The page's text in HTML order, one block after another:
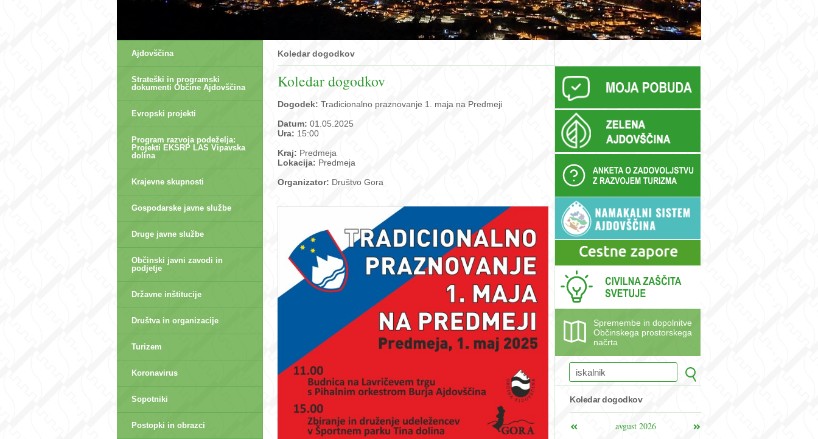
Ajdovščina
Strateški in programski
dokumenti Občine Ajdovščina
Evropski projekti
Program razvoja podeželja:
Projekti EKSRP LAS Vipavska
dolina
Krajevne skupnosti
Gospodarske javne službe
Druge javne službe
Občinski javni zavodi in
podjetje
Državne inštitucije
Društva in organizacije
Turizem
Koronavirus
Sopotniki
Postopki in obrazci
Koledar dogodkov
Koledar dogodkov
Dogodek: Tradicionalno praznovanje 1. maja na Predmeji
Datum: 01.05.2025
Ura: 15:00
Kraj: Predmeja
Lokacija: Predmeja
Organizator: Društvo Gora
Spremembe in dopolnitve
Občinskega prostorskega
načrta
Koledar dogodkov
avgust 2026